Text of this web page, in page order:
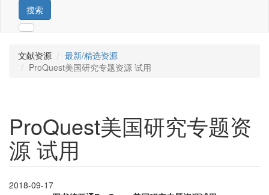
搜索
文献资源
最新/精选资源
ProQuest美国研究专题资源 试用
ProQuest美国研究专题资
源 试用
2018-09-17